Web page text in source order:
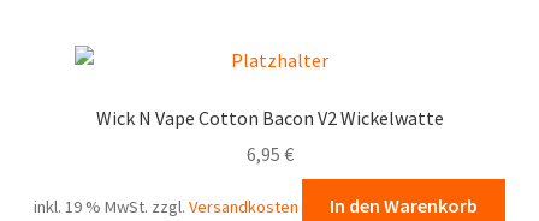
Wick N Vape Cotton Bacon V2 Wickelwatte
6,95 €
inkl. 19 % MwSt. zzgl.Versandkosten In den Warenkorb